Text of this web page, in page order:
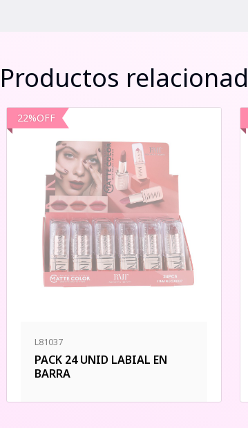
Productos
22%OFF
L81037
PACK 24 UNID LABIAL EN
BARRA